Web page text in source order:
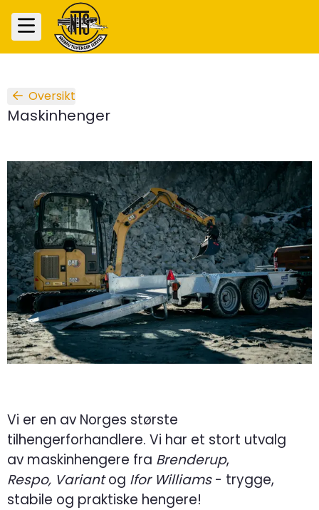
Oversikt
Maskinhenger
Vi er en av Norges største
tilhengerforhandlere. Vi har et stort utvalg
av maskinhengere fra Brenderup,
Respo, Variantog Ifor Williams- trygge,
stabile og praktiske hengere!